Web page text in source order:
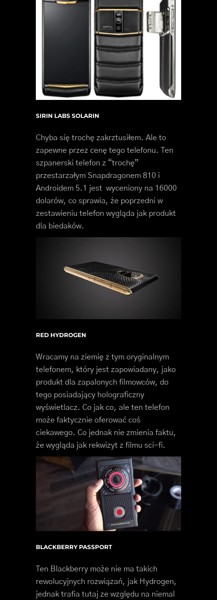
SIRIN LABS SOLARIN
Chyba się trochę zakrztusiłem. Ale to
zapewne przez cenę tego telefonu. Ten
szpanerski telefon z “trochę”
przestarzałym Snapdragonem 810 i
Androidem 5.1 jest wyceniony na 16000
dolarów, co sprawia, że poprzedni w
zestawieniu telefon wygląda jak produkt
dla biedaków.
RED HYDROGEN
Wracamy na ziemię z tym oryginalnym
telefonem, który jest zapowiadany, jako
produkt dla zapalonych filmowców, do
tego posiadający holograficzny
wyświetlacz. Co jak co, ale ten telefon
może faktycznie oferować coś
ciekawego. Co jednak nie zmienia faktu,
że wygląda jak rekwizyt z filmu sci-fi.
BLACKBERRY PASSPORT
Ten Blackberry może nie ma takich
rewolucyjnych rozwiązań, jak Hydrogen,
jednak trafia tutaj ze względu na niemal